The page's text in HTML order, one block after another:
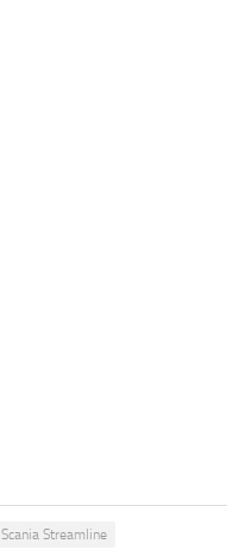
Scania Streamline